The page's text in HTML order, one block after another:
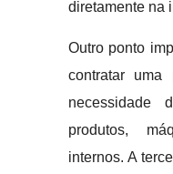
diretamente na
Outro ponto
contratar uma
necessidade
produtos,
internos. A